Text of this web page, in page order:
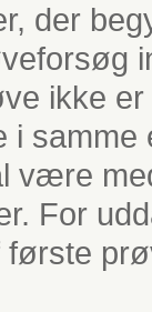
der
ikke
i
være
For